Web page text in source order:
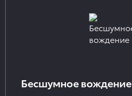
Бесшумное вождение